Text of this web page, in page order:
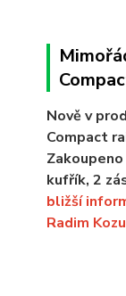
Nově v
Compact
kufřík, 2
bližší
Radim